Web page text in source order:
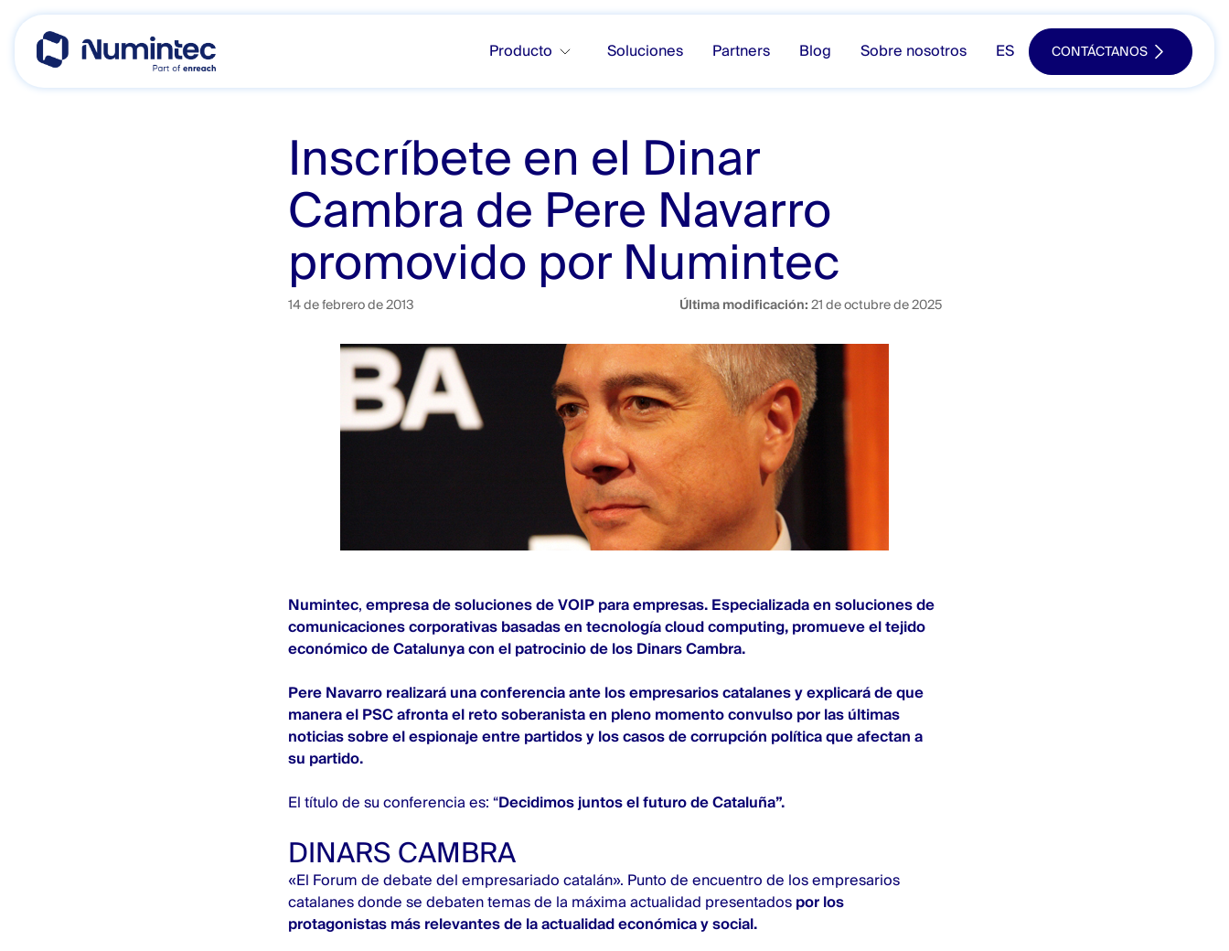
Skip
content
Producto Soluciones Partners Blog Sobre nosotros ES CONTÁCTANOS
Inscríbete en el Dinar
Cambra de Pere Navarro
‎promovido por Numintec
14 de febrero de 2013 Última modificación: 21 de octubre de 2025
Numintec, empresa de soluciones de VOIP para empresas. Especializada en soluciones de
comunicaciones corporativas basadas en tecnología cloud computing, promueve el tejido
económico de Catalunya con el patrocinio de los Dinars Cambra.
Pere Navarro realizará una conferencia ante los empresarios catalanes y explicará de que
manera el PSC afronta el reto soberanista en pleno momento convulso por las últimas
noticias sobre el espionaje entre partidos y los casos de corrupción política que afectan a
su partido.
El título de su conferencia es: “Decidimos juntos el futuro de Cataluña”.
DINARS CAMBRA
«El Forum de debate del empresariado catalán». Punto de encuentro de los empresarios
catalanes donde se debaten temas de la máxima actualidad presentados por los
protagonistas más relevantes de la actualidad económica y social.